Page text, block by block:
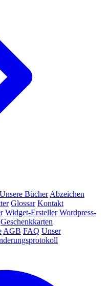
Unsere Bücher Abzeichen
Glossar Kontakt
Widget-Ersteller Wordpress-
Geschenkkarten
AGB FAQ Unser